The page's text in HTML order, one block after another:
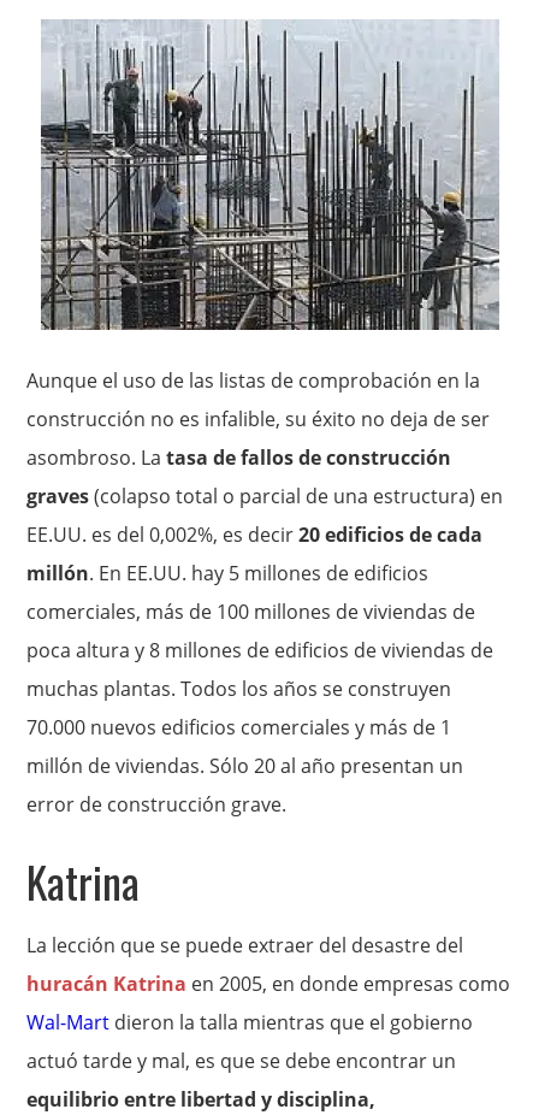
Aunque el uso de las listas de comprobación en la
construcción no es infalible, su éxito no deja de ser
asombroso. La tasa de fallos de construcción
graves(colapso total o parcial de una estructura) en
EE.UU. es del 0,002%, es decir20 edificios de cada
millón. En EE.UU. hay 5 millones de edificios
comerciales, más de 100 millones de viviendas de
poca altura y 8 millones de edificios de viviendas de
muchas plantas. Todos los años se construyen
70.000 nuevos edificios comerciales y más de 1
millón de viviendas. Sólo 20 al año presentan un
error de construcción grave.
Katrina
La lección que se puede extraer del desastre del
huracán Katrina en 2005, en donde empresas como
Wal-Mart dieron la talla mientras que el gobierno
actuó tarde y mal, es que se debe encontrar un
equilibrio entre libertad y disciplina,